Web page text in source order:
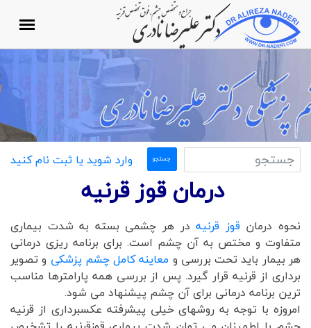
وارد شوید یا ثبت نام کنید
درمان قوز قرنیه
نحوه درمان قوز قرنیهدر هر چشمی بسته به شدت بیماری
متفاوت و مختص به آن چشم است. برای برنامه ریزی درمانی
هر بیمار باید تحت بررسی و معاینه کامل چشم پزشکی و تصویر
برداری از قرنیه قرار گیرد. پس از بررسی همه پارامترها مناسب
ترین برنامه درمانی برای آن چشم پیشنهاد می شود.
امروزه با توجه به روشهای خیلی پیشرفته عکسبرداری از قرنیه